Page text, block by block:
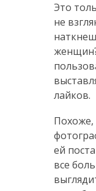
Это
не
лайков.
Похоже,
ей
все